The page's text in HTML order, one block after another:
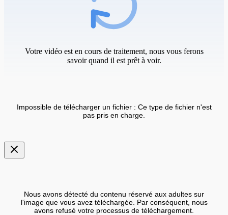
Votre vidéo est en cours de traitement, nous vous ferons
savoir quand il est prêt à voir.
Impossible de télécharger un fichier : Ce type de fichier n'est
pas pris en charge.
Nous avons détecté du contenu réservé aux adultes sur
l'image que vous avez téléchargée. Par conséquent, nous
avons refusé votre processus de téléchargement.